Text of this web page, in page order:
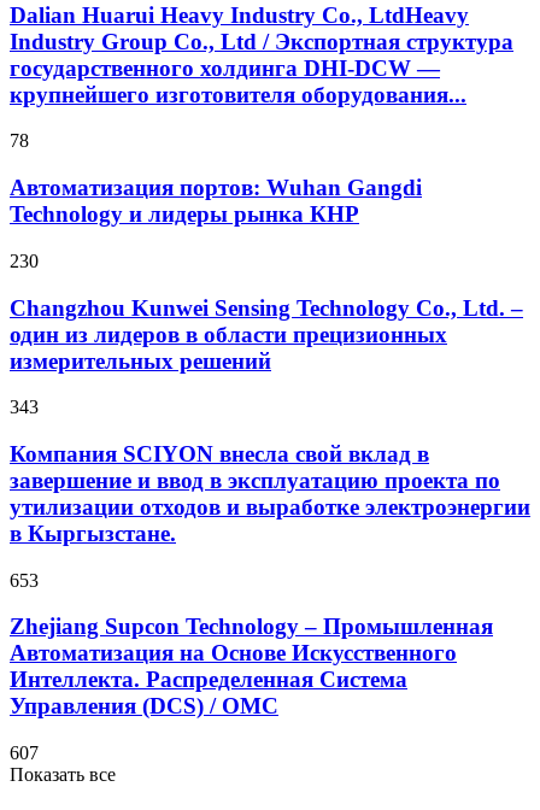
Dalian Huarui Heavy Industry Co., LtdHeavy
Industry Group Co., Ltd / Экспортная структура
государственного холдинга DHI-DCW —
крупнейшего изготовителя оборудования...
78
Автоматизация портов: Wuhan Gangdi
Technology и лидеры рынка КНР
230
Changzhou Kunwei Sensing Technology Co., Ltd. –
один из лидеров в области прецизионных
измерительных решений
343
Компания SCIYON внесла свой вклад в
завершение и ввод в эксплуатацию проекта по
утилизации отходов и выработке электроэнергии
в Кыргызстане.
653
Zhejiang Supcon Technology – Промышленная
Автоматизация на Основе Искусственного
Интеллекта. Распределенная Cистема
Управления (DCS) / OMC
607
Показать все